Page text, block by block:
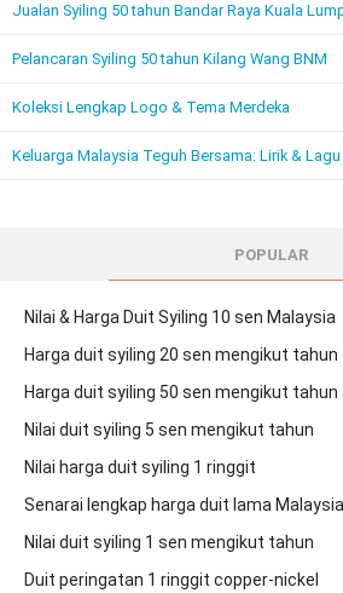
Jualan Syiling 50 tahun Bandar Raya Kuala
Pelancaran Syiling 50 tahun Kilang Wang BNM
Koleksi Lengkap Logo & Tema Merdeka
Keluarga Malaysia Teguh Bersama: Lirik &
POPULAR
Nilai & Harga Duit Syiling 10 sen Malaysia
Harga duit syiling 20 sen mengikut tahun
Harga duit syiling 50 sen mengikut tahun
Nilai duit syiling 5 sen mengikut tahun
Nilai harga duit syiling 1 ringgit
Senarai lengkap harga duit lama Malaysia
Nilai duit syiling 1 sen mengikut tahun
Duit peringatan 1 ringgit copper-nickel